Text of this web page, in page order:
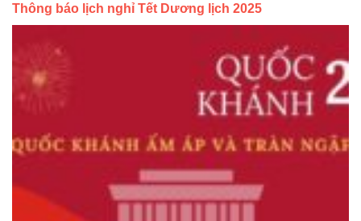
Thông báo lịch nghỉ Tết Dương lịch 2025